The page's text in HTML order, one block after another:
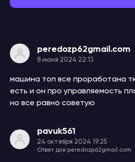
peredozp62gmail.com
8 июня 2024 22:13
машина топ все проработана
есть и он про управляемость
но все равно советую
pavuk561
24 октября 2024 19:25
Ответ для peredozp62gmail.com